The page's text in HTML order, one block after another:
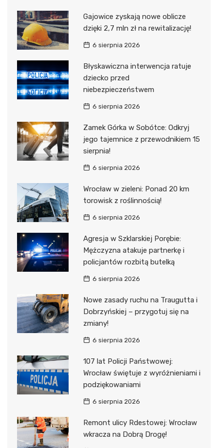
Gajowice zyskają nowe oblicze
dzięki 2,7 mln zł na rewitalizację!
6 sierpnia 2026
Błyskawiczna interwencja ratuje
dziecko przed
niebezpieczeństwem
6 sierpnia 2026
Zamek Górka w Sobótce: Odkryj
jego tajemnice z przewodnikiem 15
sierpnia!
6 sierpnia 2026
Wrocław w zieleni: Ponad 20 km
torowisk z roślinnością!
6 sierpnia 2026
Agresja w Szklarskiej Porębie:
Mężczyzna atakuje partnerkę i
policjantów rozbitą butelką
6 sierpnia 2026
Nowe zasady ruchu na Traugutta i
Dobrzyńskiej – przygotuj się na
zmiany!
6 sierpnia 2026
107 lat Policji Państwowej:
Wrocław świętuje z wyróżnieniami i
podziękowaniami
6 sierpnia 2026
Remont ulicy Rdestowej: Wrocław
wkracza na Dobrą Drogę!